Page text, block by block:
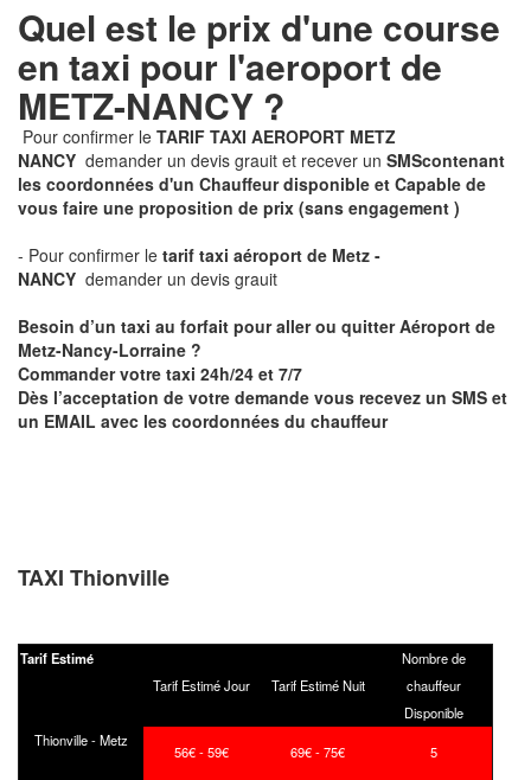
Quel est le prix d'une course
en taxi pour l'aeroport de
METZ-NANCY ?
Pour confirmer le TARIF TAXI AEROPORT METZ
NANCY demander un devis grauit et recever un SMScontenant
les coordonnées d'un Chauffeur disponible et Capable de
vous faire une proposition de prix (sans engagement )
- Pour confirmer le tarif taxi aéroport de Metz -
NANCY demander un devis grauit
Besoin d’un taxi au forfait pour aller ou quitter Aéroport de
Metz-Nancy-Lorraine ?
Commander votre taxi 24h/24 et 7/7
Dès l’acceptation de votre demande vous recevez un SMS et
un EMAIL avec les coordonnées du chauffeur
TAXI Thionville
Tarif Estimé
Tarif Estimé Jour
Tarif Estimé Nuit
Nombre de
chauffeur
Disponible
Thionville - Metz
56€ - 59€ 69€ - 75€ 5